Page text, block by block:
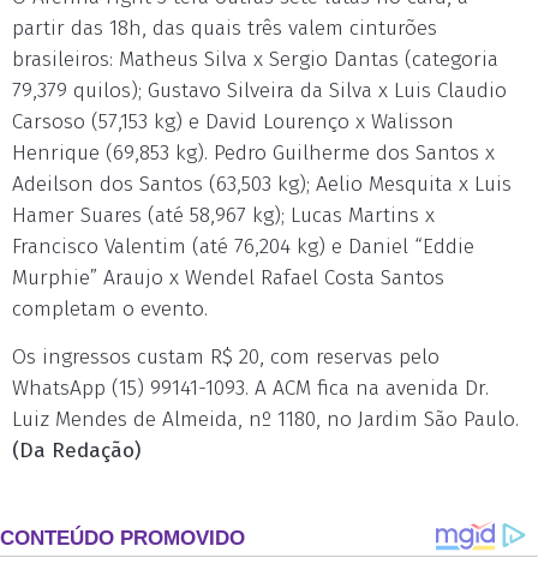
partir das 18h, das quais três valem cinturões
brasileiros: Matheus Silva x Sergio Dantas (categoria
79,379 quilos); Gustavo Silveira da Silva x Luis Claudio
Carsoso (57,153 kg) e David Lourenço x Walisson
Henrique (69,853 kg). Pedro Guilherme dos Santos x
Adeilson dos Santos (63,503 kg); Aelio Mesquita x Luis
Hamer Suares (até 58,967 kg); Lucas Martins x
Francisco Valentim (até 76,204 kg) e Daniel “Eddie
Murphie” Araujo x Wendel Rafael Costa Santos
completam o evento.
Os ingressos custam R$ 20, com reservas pelo
WhatsApp (15) 99141-1093. A ACM fica na avenida Dr.
Luiz Mendes de Almeida, nº 1180, no Jardim São Paulo.
(Da Redação)